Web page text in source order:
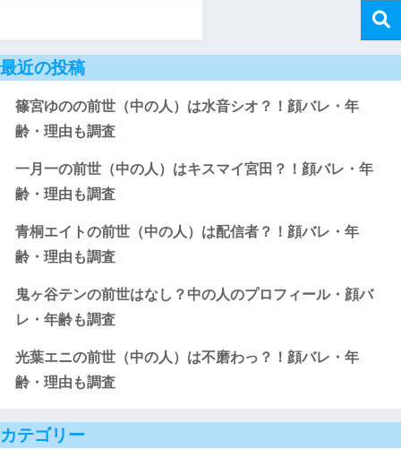
最近の投稿
篠宮ゆのの前世（中の人）は水音シオ？！顔バレ・年
齢・理由も調査
一月一の前世（中の人）はキスマイ宮田？！顔バレ・年
齢・理由も調査
青桐エイトの前世（中の人）は配信者？！顔バレ・年
齢・理由も調査
鬼ヶ谷テンの前世はなし？中の人のプロフィール・顔バ
レ・年齢も調査
光葉エニの前世（中の人）は不磨わっ？！顔バレ・年
齢・理由も調査
カテゴリー